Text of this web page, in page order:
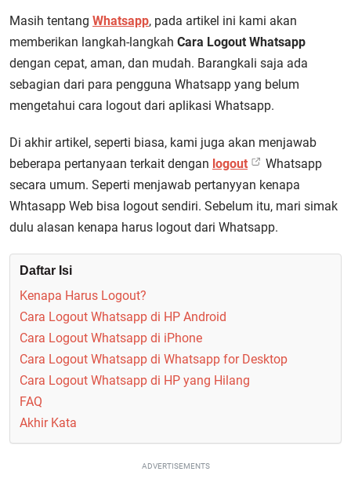
Masih tentang Whatsapp, pada artikel ini kami akan
memberikan langkah-langkah Cara Logout Whatsapp
dengan cepat, aman, dan mudah. Barangkali saja ada
sebagian dari para pengguna Whatsapp yang belum
mengetahui cara logout dari aplikasi Whatsapp.
Di akhir artikel, seperti biasa, kami juga akan menjawab
beberapa pertanyaan terkait dengan logout
Whatsapp
secara umum. Seperti menjawab pertanyyan kenapa
Whtasapp Web bisa logout sendiri. Sebelum itu, mari simak
dulu alasan kenapa harus logout dari Whatsapp.
Daftar Isi
Kenapa Harus Logout?
Cara Logout Whatsapp di HP Android
Cara Logout Whatsapp di iPhone
Cara Logout Whatsapp di Whatsapp for Desktop
Cara Logout Whatsapp di HP yang Hilang
FAQ
Akhir Kata
ADVERTISEMENTS